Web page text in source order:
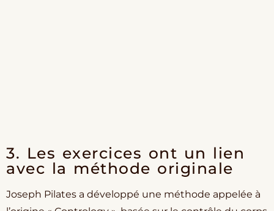
3. Les exercices ont un lien
avec la méthode originale
Joseph Pilates a développé une méthode appelée à